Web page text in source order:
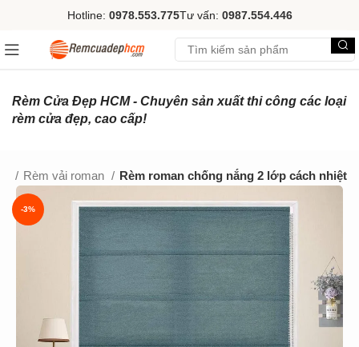
Hotline: 0978.553.775Tư vấn: 0987.554.446
Rèm Cửa Đẹp HCM - Chuyên sản xuất thi công các loại
rèm cửa đẹp, cao cấp!
Rèm vải roman Rèm roman chống nắng 2 lớp cách nhiệt
-3%